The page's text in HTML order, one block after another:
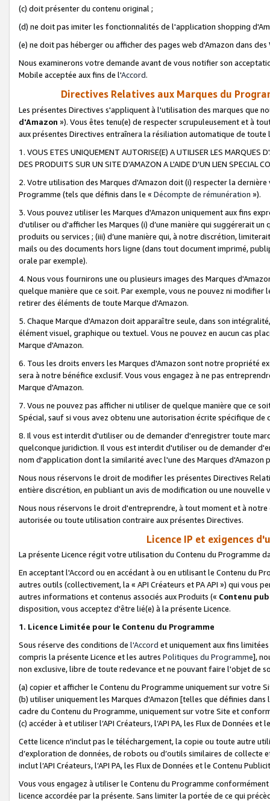
(c) doit présenter du contenu original ;
(d) ne doit pas imiter les fonctionnalités de l'application shopping
(e) ne doit pas héberger ou afficher des pages web d'Amazon dans
Nous examinerons votre demande avant de vous notifier son
Mobile acceptée aux fins de l'Accord.
Directives Relatives aux Marques du
Les présentes Directives s'appliquent à l'utilisation des marques que
d'Amazon »). Vous êtes tenu(e) de respecter scrupuleusement et à
aux présentes Directives entraînera la résiliation automatique de
1. VOUS ETES UNIQUEMENT AUTORISE(E) A UTILISER LES MARQUES
DES PRODUITS SUR UN SITE D'AMAZON A L'AIDE D'UN LIEN SPECIAL
2. Votre utilisation des Marques d'Amazon doit (i) respecter la
Programme (tels que définis dans le « Décompte de rémunération »).
3. Vous pouvez utiliser les Marques d'Amazon uniquement aux fins
d'utiliser ou d'afficher les Marques (i) d’une manière qui suggérerait
produits ou services ; (iii) d’une manière qui, à notre discrétion,
mails ou des documents hors ligne (dans tout document imprimé,
orale par exemple).
4. Nous vous fournirons une ou plusieurs images des Marques
quelque manière que ce soit. Par exemple, vous ne pouvez ni
retirer des éléments de toute Marque d'Amazon.
5. Chaque Marque d'Amazon doit apparaître seule, dans son
élément visuel, graphique ou textuel. Vous ne pouvez en aucun cas
Marque d'Amazon.
6. Tous les droits envers les Marques d'Amazon sont notre propriété
sera à notre bénéfice exclusif. Vous vous engagez à ne pas
Marque d'Amazon.
7. Vous ne pouvez pas afficher ni utiliser de quelque manière que ce
Spécial, sauf si vous avez obtenu une autorisation écrite spécifique de
8. Il vous est interdit d'utiliser ou de demander d'enregistrer toute
quelconque juridiction. Il vous est interdit d'utiliser ou de demander
nom d'application dont la similarité avec l'une des Marques
Nous nous réservons le droit de modifier les présentes Directives
entière discrétion, en publiant un avis de modification ou une nouvelle
Nous nous réservons le droit d'entreprendre, à tout moment et à
autorisée ou toute utilisation contraire aux présentes Directives.
Licence IP et exigences
La présente Licence régit votre utilisation du Contenu du Programme
En acceptant l'Accord ou en accédant à ou en utilisant le Contenu du
autres outils (collectivement, la « API Créateurs et PA API ») qui vous
autres informations et contenus associés aux Produits (« Contenu
disposition, vous acceptez d'être lié(e) à la présente Licence.
1. Licence Limitée pour le Contenu du Programme
Sous réserve des conditions de l'Accord et uniquement aux fins
compris la présente Licence et les autres Politiques du Programme],
non exclusive, libre de toute redevance et ne pouvant faire l'objet de
(a) copier et afficher le Contenu du Programme uniquement sur votre
(b) utiliser uniquement les Marques d'Amazon [telles que définies dans
cadre du Contenu du Programme, uniquement sur votre Site et
(c) accéder à et utiliser l’API Créateurs, l’API PA, les Flux de Données
Cette licence n'inclut pas le téléchargement, la copie ou toute autre
d’exploration de données, de robots ou d’outils similaires de
inclut l’API Créateurs, l’API PA, les Flux de Données et le Contenu
Vous vous engagez à utiliser le Contenu du Programme
licence accordée par la présente. Sans limiter la portée de ce qui